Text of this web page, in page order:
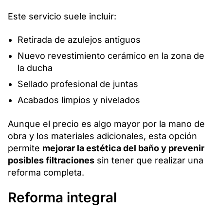
Este servicio suele incluir:
Retirada de azulejos antiguos
Nuevo revestimiento cerámico en la zona de
la ducha
Sellado profesional de juntas
Acabados limpios y nivelados
Aunque el precio es algo mayor por la mano de
obra y los materiales adicionales, esta opción
permite mejorar la estética del baño y prevenir
posibles filtraciones sin tener que realizar una
reforma completa.
Reforma integral